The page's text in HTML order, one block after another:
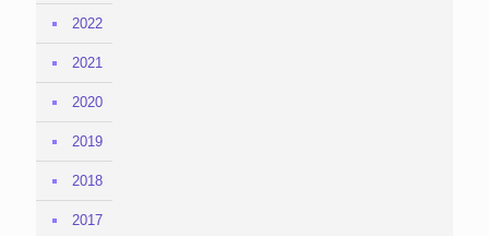
2022
2021
2020
2019
2018
2017